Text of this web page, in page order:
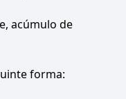
acúmulo de
forma: